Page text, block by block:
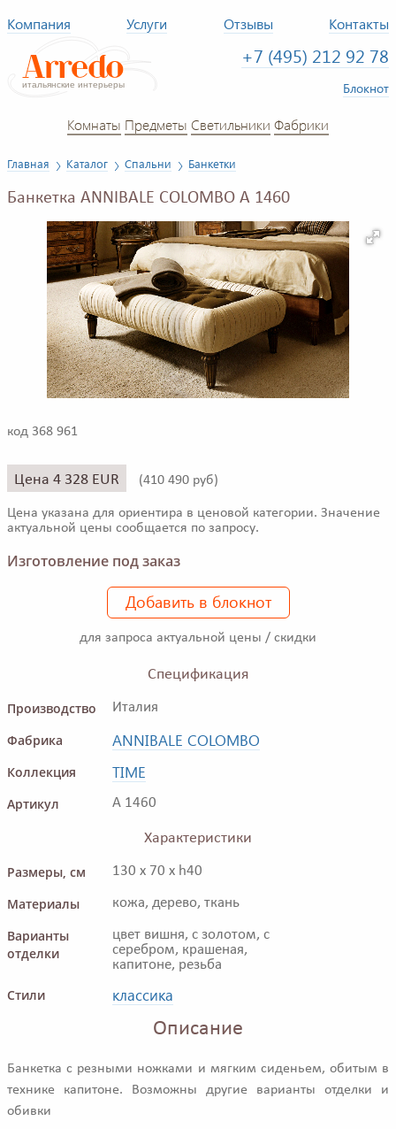
Компания Услуги Отзывы Контакты
+7 (495) 212 92 78
Блокнот
Комнаты Предметы Светильники Фабрики
Главная Каталог Спальни Банкетки
Банкетка ANNIBALE COLOMBO A 1460
код 368 961
Цена 4 328 EUR (410 490 руб)
Цена указана для ориентира в ценовой категории. Значение
актуальной цены сообщается по запросу.
Изготовление под заказ
Добавить в блокнот
для запроса актуальной цены / скидки
Спецификация
Производство
Италия
Фабрика ANNIBALE COLOMBO
Коллекция TIME
Артикул A 1460
Характеристики
Размеры, см
130 x 70 x h40
Материалы кожа, дерево, ткань
Варианты
отделки
цвет вишня, с золотом, с
серебром, крашеная,
капитоне, резьба
Стили классика
Описание
Банкетка с резными ножками и мягким сиденьем, обитым в
технике капитоне. Возможны другие варианты отделки и
обивки